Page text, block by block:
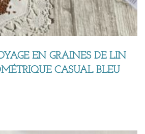
EN GRAINES DE LIN
CASUAL BLEU